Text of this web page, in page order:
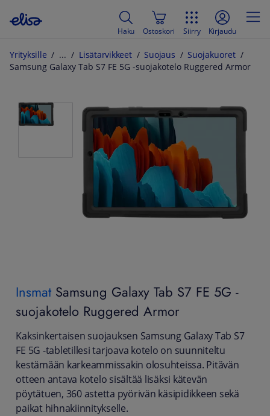
Haku Ostoskori Siirry Kirjaudu
Yrityksille Lisätarvikkeet Suojaus
Suojakuoret
Samsung Galaxy Tab S7 FE 5G -suojakotelo Ruggered Armor
Insmat Samsung Galaxy Tab S7 FE 5G -
suojakotelo Ruggered Armor
Kaksinkertaisen suojauksen Samsung Galaxy Tab S7
FE 5G -tabletillesi tarjoava kotelo on suunniteltu
kestämään karkeammissakin olosuhteissa. Pitävän
otteen antava kotelo sisältää lisäksi kätevän
pöytätuen, 360 astetta pyörivän käsipidikkeen sekä
paikat hihnakiinnitykselle.